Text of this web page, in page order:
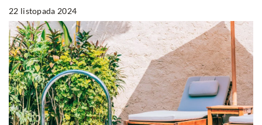
22 listopada 2024